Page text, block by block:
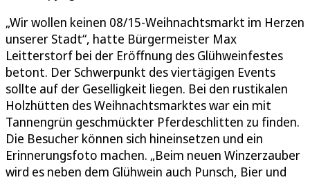
„Wir wollen keinen 08/15-Weihnachtsmarkt im Herzen
unserer Stadt“, hatte Bürgermeister Max
Leitterstorf bei der Eröffnung des Glühweinfestes
betont. Der Schwerpunkt des viertägigen Events
sollte auf der Geselligkeit liegen. Bei den rustikalen
Holzhütten des Weihnachtsmarktes war ein mit
Tannengrün geschmückter Pferdeschlitten zu finden.
Die Besucher können sich hineinsetzen und ein
Erinnerungsfoto machen. „Beim neuen Winzerzauber
wird es neben dem Glühwein auch Punsch, Bier und